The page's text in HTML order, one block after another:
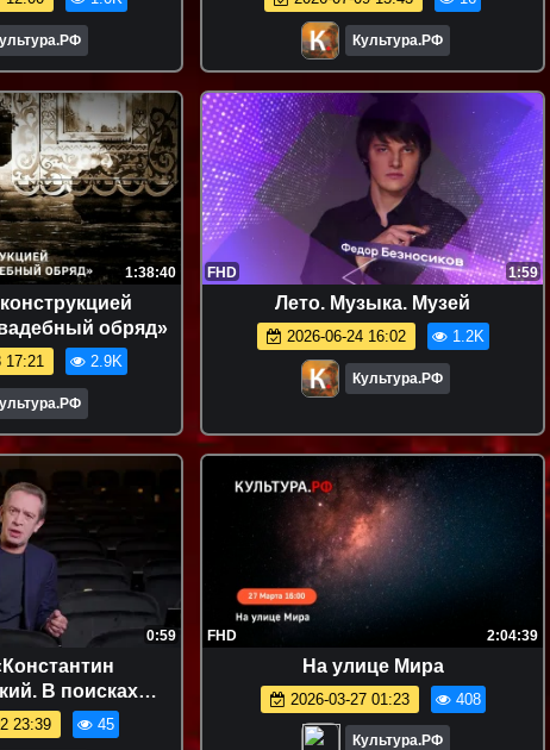
движения
Культура.РФ
1:38:40
обряд»
17:21 2.9K
FHD 1:59
Лето. Музыка. Музей
2026-06-24 16:02 1.2K
Культура.РФ
0:59
В поисках
23:39 45
FHD 2:04:39
На улице Мира
2026-03-27 01:23 408
Культура.РФ